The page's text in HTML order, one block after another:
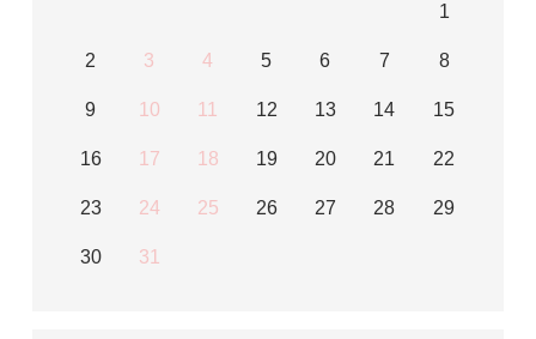
1
2 3 4 5 6 7 8
9 10 11 12 13 14 15
16 17 18 19 20 21 22
23 24 25 26 27 28 29
30 31